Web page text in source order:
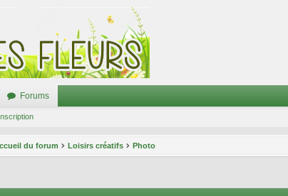
Forums
du forum Loisirs créatifs Photo